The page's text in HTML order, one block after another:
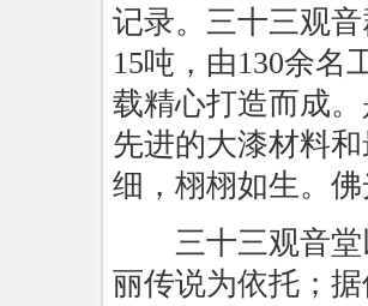
记录。三十三观
15吨，由130余名
载精心打造而成
先进的大漆材料
细，栩栩如生。
三十三观音堂
丽传说为依托；